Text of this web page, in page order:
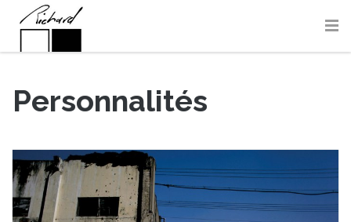
Personnalités